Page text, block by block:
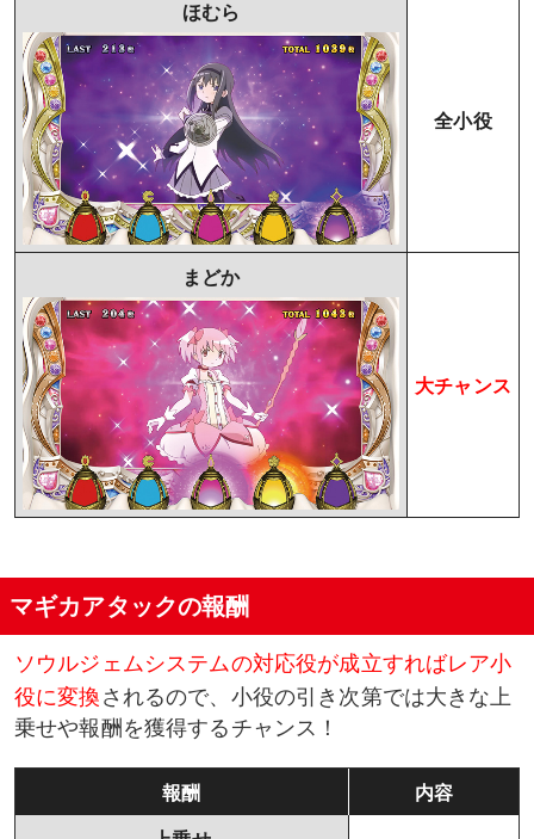
ほむら
全小役
まどか
大チャンス
マギカアタックの報酬
ソウルジェムシステムの対応役が成立すればレア小
役に変換 されるので、小役の引き次第では大きな上
乗せや報酬を獲得するチャンス！
報酬 内容